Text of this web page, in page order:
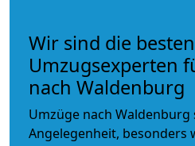
Wir sind die besten
Umzugsexperten
nach Waldenburg
Umzüge nach
Angelegenheit, besonders